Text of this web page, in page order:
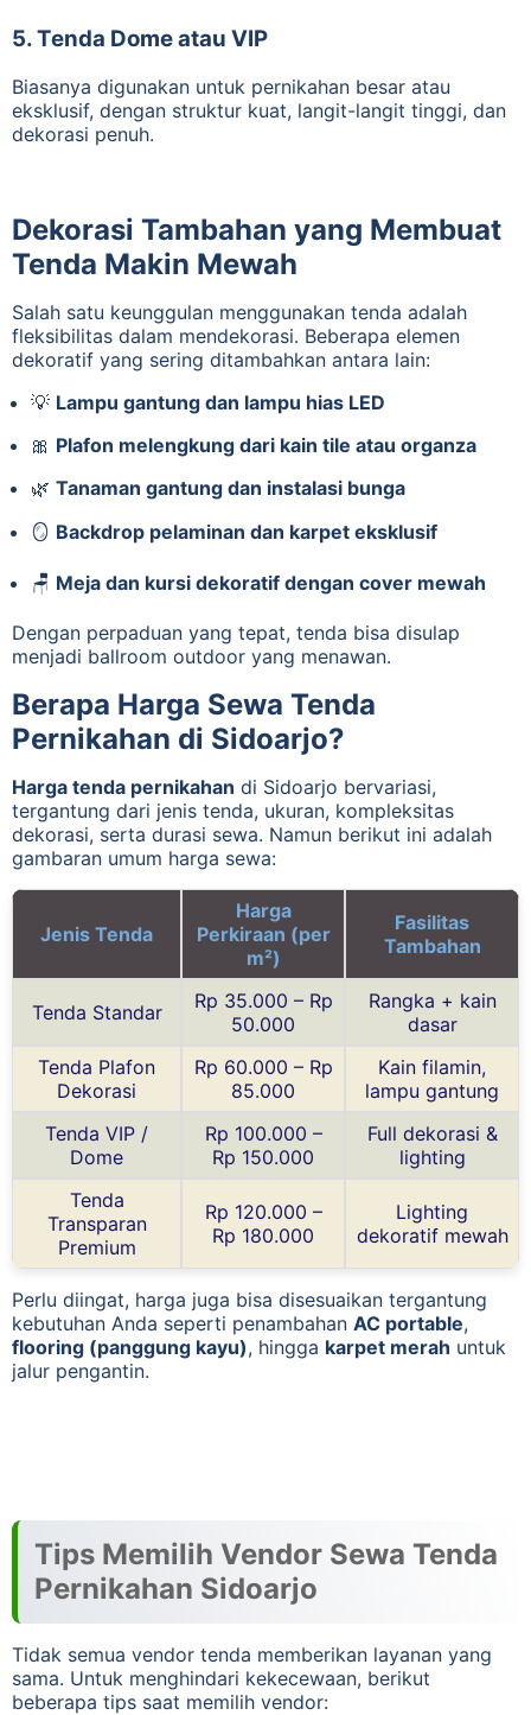
5.Tenda Dome atau VIP
Biasanya digunakan untuk pernikahan besar atau
eksklusif, dengan struktur kuat, langit-langit tinggi, dan
dekorasi penuh.
Dekorasi Tambahan yang Membuat
Tenda Makin Mewah
Salah satu keunggulan menggunakan tenda adalah
fleksibilitas dalam mendekorasi. Beberapa elemen
dekoratif yang sering ditambahkan antara lain:
💡 Lampu gantung dan lampu hias LED
🎀 Plafon melengkung dari kain tile atau organza
🌿 Tanaman gantung dan instalasi bunga
🪞 Backdrop pelaminan dan karpet eksklusif
🪑 Meja dan kursi dekoratif dengan cover mewah
Dengan perpaduan yang tepat, tenda bisa disulap
menjadi ballroom outdoor yang menawan.
Berapa Harga Sewa Tenda
Pernikahan di Sidoarjo?
Harga tenda pernikahan di Sidoarjo bervariasi,
tergantung dari jenis tenda, ukuran, kompleksitas
dekorasi, serta durasi sewa. Namun berikut ini adalah
gambaran umum harga sewa:
Jenis Tenda
Harga
Perkiraan (per
m²)
Fasilitas
Tambahan
Tenda Standar
Rp 35.000 – Rp
50.000
Rangka + kain
dasar
Tenda Plafon
Dekorasi
Rp 60.000 – Rp
85.000
Kain filamin,
lampu gantung
Tenda VIP /
Dome
Rp 100.000 –
Rp 150.000
Full dekorasi &
lighting
Tenda
Transparan
Premium
Rp 120.000 –
Rp 180.000
Lighting
dekoratif mewah
Perlu diingat, harga juga bisa disesuaikan tergantung
kebutuhan Anda seperti penambahan AC portable,
flooring (panggung kayu), hingga karpet merah untuk
jalur pengantin.
Tips Memilih Vendor Sewa Tenda
Pernikahan Sidoarjo
Tidak semua vendor tenda memberikan layanan yang
sama. Untuk menghindari kekecewaan, berikut
beberapa tips saat memilih vendor: